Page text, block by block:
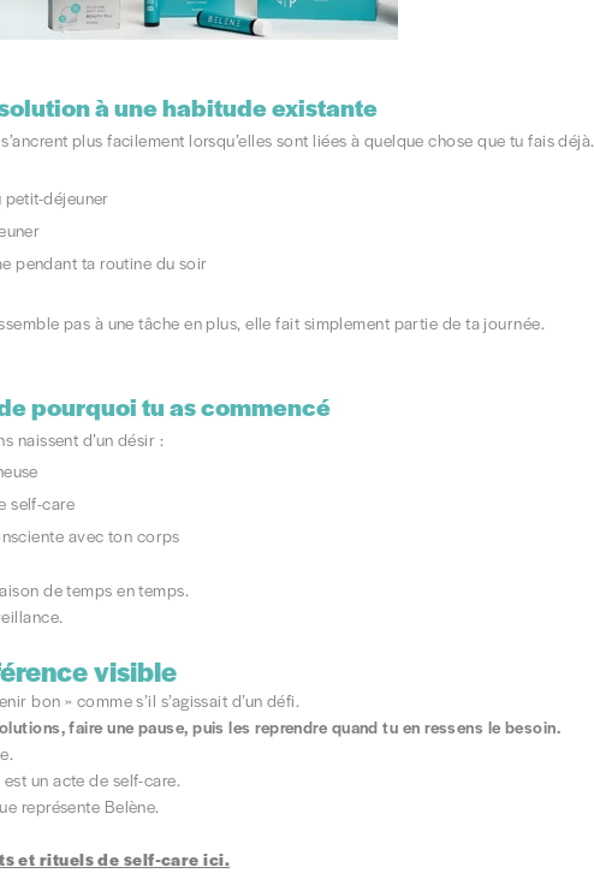
à une habitude existante
plus facilement lorsqu’elles sont liées à quelque chose que tu fais déjà.
petit-déjeuner
pendant ta routine du soir
pas à une tâche en plus, elle fait simplement partie de ta journée.
pourquoi tu as commencé
naissent d’un désir :
self-care
avec ton corps
de temps en temps.
visible
bon » comme s’il s’agissait d’un défi.
faire une pause, puis les reprendre quand tu en ressens le besoin.
un acte de self-care.
représente Belène.
et rituels de self-care ici.